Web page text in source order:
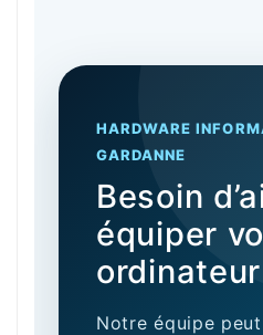
HARDWARE
GARDANNE
Besoin
équiper
Notre équipe